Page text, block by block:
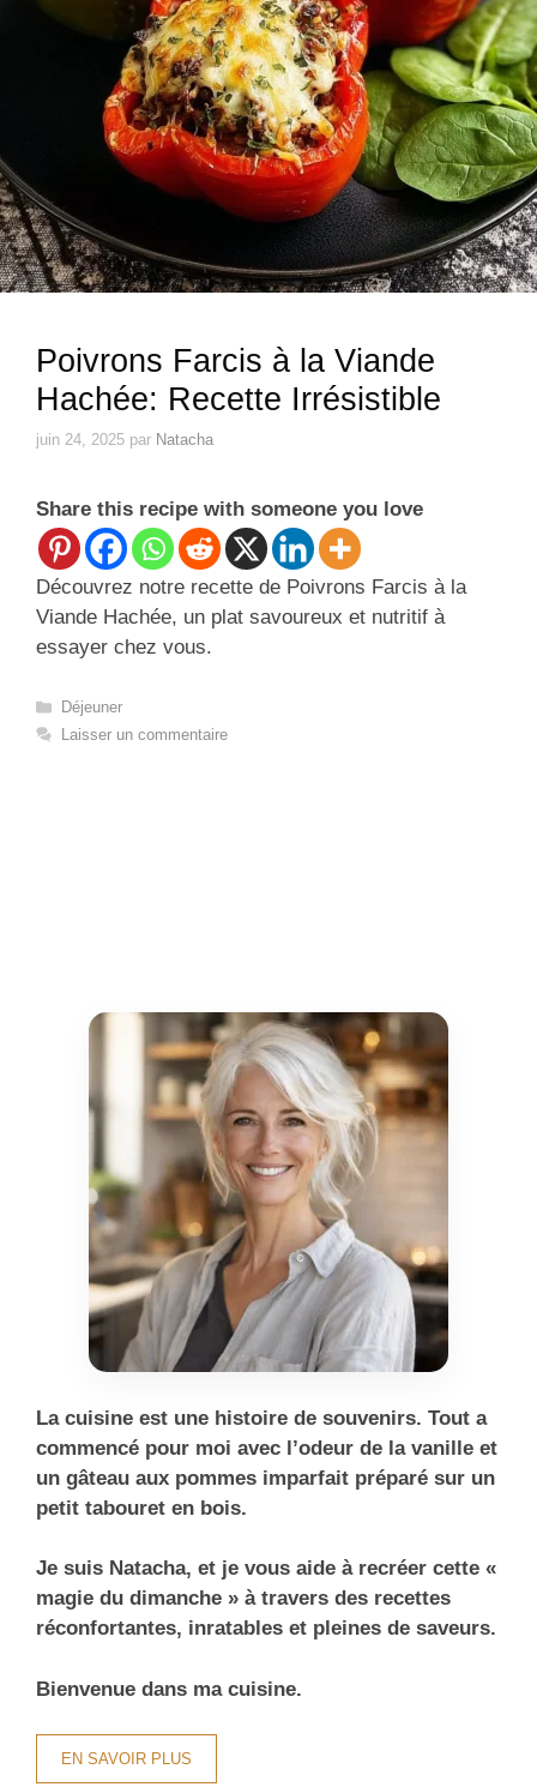
Poivrons Farcis à la Viande
Hachée: Recette Irrésistible
juin 24, 2025 par Natacha
Share this recipe with someone you love
Découvrez notre recette de Poivrons Farcis à la
Viande Hachée, un plat savoureux et nutritif à
essayer chez vous.
Catégories
Déjeuner
Laisser un commentaire
La cuisine est une histoire de souvenirs. Tout a
commencé pour moi avec l’odeur de la vanille et
un gâteau aux pommes imparfait préparé sur un
petit tabouret en bois.
Je suis Natacha, et je vous aide à recréer cette «
magie du dimanche » à travers des recettes
réconfortantes, inratables et pleines de saveurs.
Bienvenue dans ma cuisine.
EN SAVOIR PLUS